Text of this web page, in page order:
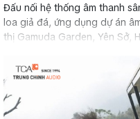
Đấu nối hệ thống âm thanh
loa giả đá, ứng dụng dự án
thị Gamuda Garden, Yên Sở,